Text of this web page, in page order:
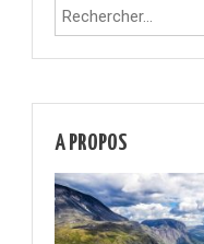
A PROPOS